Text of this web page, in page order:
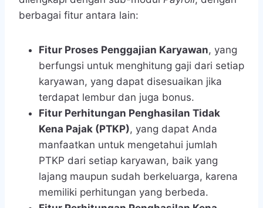
berbagai fitur antara lain:
Fitur Proses Penggajian Karyawan, yang
berfungsi untuk menghitung gaji dari setiap
karyawan, yang dapat disesuaikan jika
terdapat lembur dan juga bonus.
Fitur Perhitungan Penghasilan Tidak
Kena Pajak (PTKP), yang dapat Anda
manfaatkan untuk mengetahui jumlah
PTKP dari setiap karyawan, baik yang
lajang maupun sudah berkeluarga, karena
memiliki perhitungan yang berbeda.